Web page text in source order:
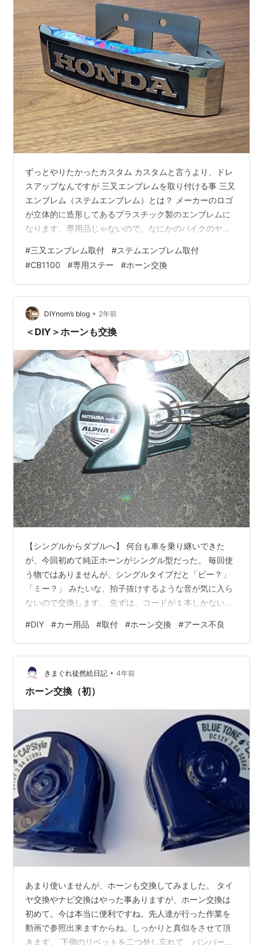
ずっとやりたかったカスタム カスタムと言うより、ドレ
スアップなんですが 三又エンブレムを取り付ける事 三又
エンブレム（ステムエンブレム）とは？ メーカーのロゴ
が立体的に造形してあるプラスチック製のエンブレムに
なります。専用品じゃないので、なにかのバイクのヤー
なので購入してみました。このエンブレムをライトの下
あたりに取り付ける感じですかね。 CB1100専用ステー
もメルカリで購入しました。 これは一応CB1100用みた
いです。あとはゴム製のグロメット。これにハメ込むだ
けです。CB1100EXだと丁度、ホーンの位置に三又エン
ブレムが装着されるので…
#三又エンブレム取付 #ステムエンブレム取付
#CB1100 #専用ステー #ホーン交換
DIYnom’s blog • 2年前
＜DIY＞ホーンも交換
【シングルからダブルへ】 何台も車を乗り継いできた
が、今回初めて純正ホーンがシングル型だった。 毎回使
う物ではありませんが、シングルタイプだと「ピー？」
「ミー？」 みたいな、拍子抜けするような音が気に入ら
ないので交換します。 先ずは、コードが１本しかないの
プラーから分岐させるパーツが市販されているらしいの
で 珍しく自分で作らず、購入して楽をすることにしま
す。 INEX ホーン二股変換 ハーネスキット 純正ホーン配
線分岐 ダブルホーン化 クラクション JB64W JB74W ジ
ムニー ジムニーシエラ イネックス(INEX) Amazon 【作
#DIY #カー用品 #取付 #ホーン交換 #アース不良
きまぐれ徒然絵日記 • 4年前
ホーン交換（初）
あまり使いませんが、ホーンも交換してみました。 タイ
ヤ交換やナビ交換はやった事ありますが、ホーン交換は
初めて。今は本当に便利ですね。先人達が行った作業を
動画で参照出来ますからね。しっかりと真似をさせて頂
きます。 下側のリベットを二つ外し忘れて、バンパーが